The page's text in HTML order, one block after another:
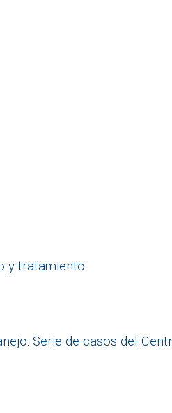
y tratamiento
Serie de casos del